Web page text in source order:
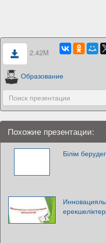
2.42M
Образование
Похожие презентации:
Білім